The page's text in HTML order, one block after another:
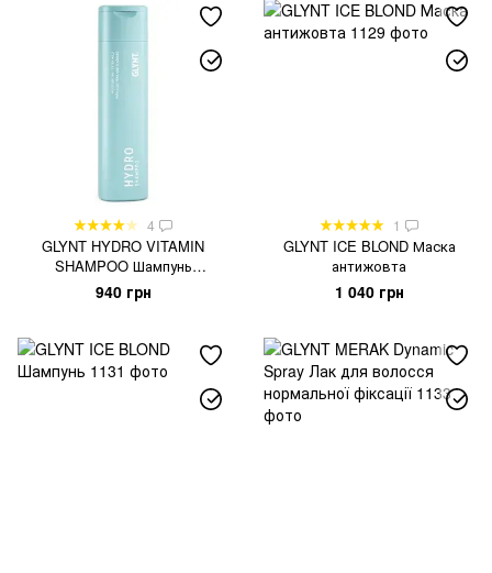
4
GLYNT HYDRO VITAMIN
SHAMPOO Шампунь
зволожуючий
940 грн
1
GLYNT ICE BLOND Маска
антижовта
1 040 грн